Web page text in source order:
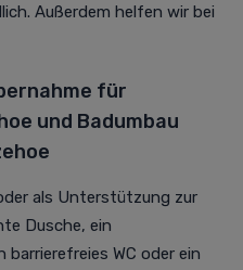
Außerdem helfen wir bei
für
und Badumbau
als Unterstützung zur
Dusche, ein
WC oder ein